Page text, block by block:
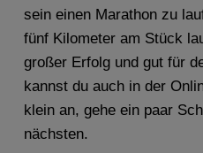
sein einen Marathon zu
fünf Kilometer am Stück
großer Erfolg und gut für
kannst du auch in der
klein an, gehe ein paar
nächsten.